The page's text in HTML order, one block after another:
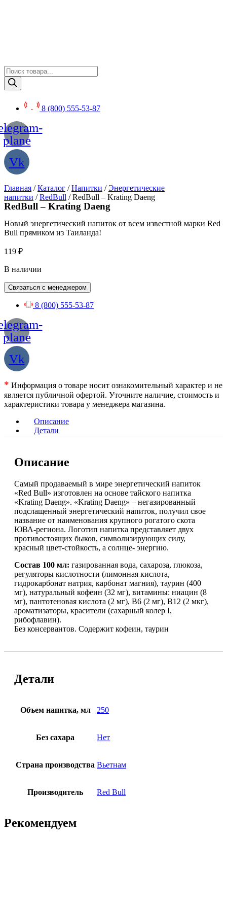
Поиск
товаров
8 (800) 555-53-87
plane
Vk
Главная /Каталог /Напитки /Энергетические
напитки /RedBull / RedBull – Krating Daeng
RedBull – Krating Daeng
Новый энергетический напиток от всем известной марки Red
Bull прямиком из Таиланда!
119 ₽
В наличии
Связаться с менеджером
8 (800) 555-53-87
plane
Vk
* Информация о товаре носит ознакомительный характер и не
является публичной офертой. Уточните наличие, стоимость и
характеристики товара у менеджера магазина.
Описание
Детали
Описание
Самый продаваемый в мире энергетический напиток
«Red Bull» изготовлен на основе тайского напитка
«Krating Daeng». «Krating Daeng» – негазированный
подслащенный энергетический напиток, получил свое
название от наименования крупного рогатого скота
ЮВА-региона. Логотип напитка представляет двух
противостоящих быков, символизирующих силу,
красный цвет-стойкость, а солнце- энергию.
Состав 100 мл: газированная вода, сахароза, глюкоза,
регуляторы кислотности (лимонная кислота,
гидрокарбонат натрия, карбонат магния), таурин (400
мг), натуральный кофеин (32 мг), витамины: ниацин (8
мг), пантотеновая кислота (2 мг), В6 (2 мг), В12 (2 мкг),
ароматизаторы, красители (сахарный колер I,
рибофлавин).
Без консервантов. Содержит кофеин, таурин
Детали
Объем напитка, мл 250
Без сахара Нет
Страна производства Вьетнам
Производитель Red Bull
Рекомендуем